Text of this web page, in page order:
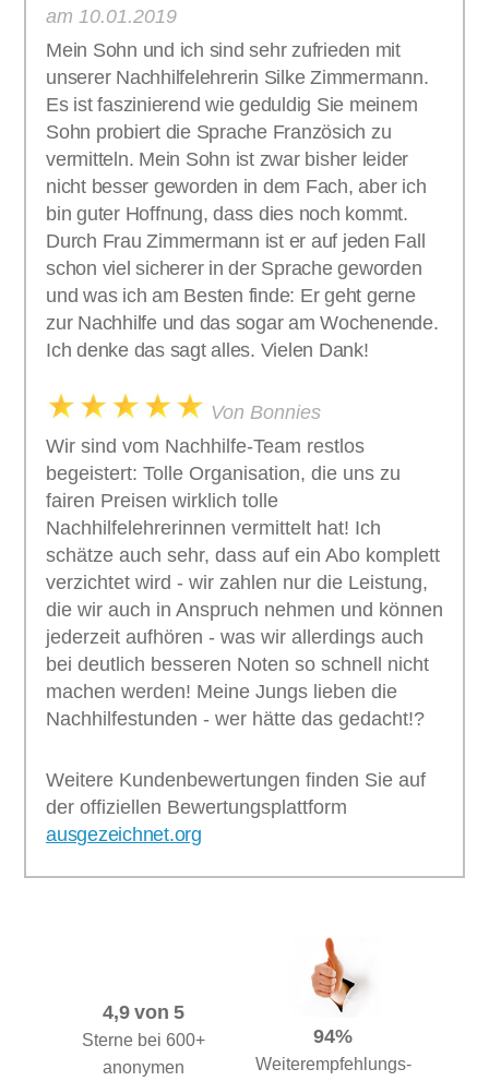
am 10.01.2019
Mein Sohn und ich sind sehr zufrieden mit
unserer Nachhilfelehrerin Silke Zimmermann.
Es ist faszinierend wie geduldig Sie meinem
Sohn probiert die Sprache Französich zu
vermitteln. Mein Sohn ist zwar bisher leider
nicht besser geworden in dem Fach, aber ich
bin guter Hoffnung, dass dies noch kommt.
Durch Frau Zimmermann ist er auf jeden Fall
schon viel sicherer in der Sprache geworden
und was ich am Besten finde: Er geht gerne
zur Nachhilfe und das sogar am Wochenende.
Ich denke das sagt alles. Vielen Dank!
Von Bonnies
Wir sind vom Nachhilfe-Team restlos
begeistert: Tolle Organisation, die uns zu
fairen Preisen wirklich tolle
Nachhilfelehrerinnen vermittelt hat! Ich
schätze auch sehr, dass auf ein Abo komplett
verzichtet wird - wir zahlen nur die Leistung,
die wir auch in Anspruch nehmen und können
jederzeit aufhören - was wir allerdings auch
bei deutlich besseren Noten so schnell nicht
machen werden! Meine Jungs lieben die
Nachhilfestunden - wer hätte das gedacht!?
Weitere Kundenbewertungen finden Sie auf
der offiziellen Bewertungsplattform
ausgezeichnet.org
4,9 von 5
Sterne bei 600+
anonymen
94%
Weiterempfehlungs-